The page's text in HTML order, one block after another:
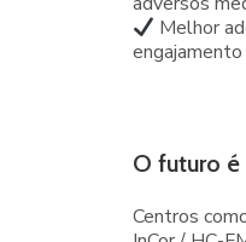
Melhor
O futuro é
Centros